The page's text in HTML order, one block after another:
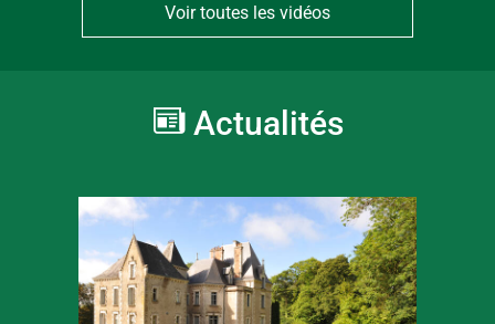
Voir toutes les vidéos
Actualités